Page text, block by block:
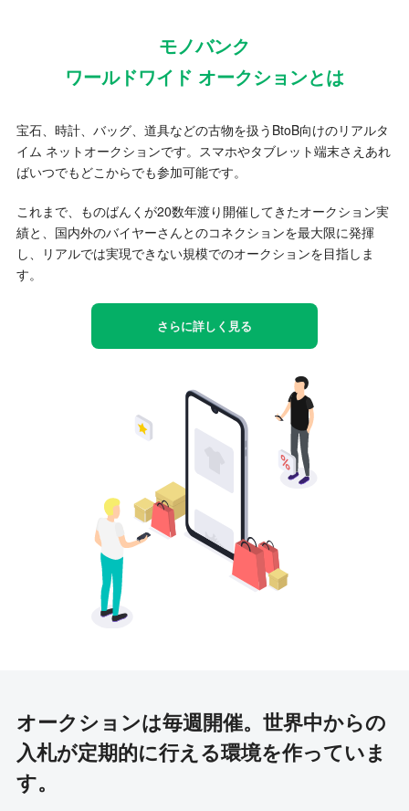
モノバンク
ワールドワイド オークションとは
宝石、時計、バッグ、道具などの古物を扱うBtoB向けのリアルタ
イム ネットオークションです。スマホやタブレット端末さえあれ
ばいつでもどこからでも参加可能です。
これまで、ものばんくが20数年渡り開催してきたオークション実
績と、国内外のバイヤーさんとのコネクションを最大限に発揮
し、リアルでは実現できない規模でのオークションを目指しま
す。
さらに詳しく見る
オークションは毎週開催。 世界中からの
入札が定期的に行える環境を作っていま
す。